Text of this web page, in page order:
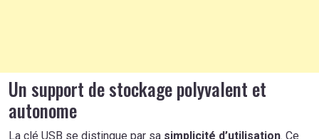
Un support de stockage polyvalent et
autonome
La clé USB se distingue par sa simplicité d’utilisation. Ce